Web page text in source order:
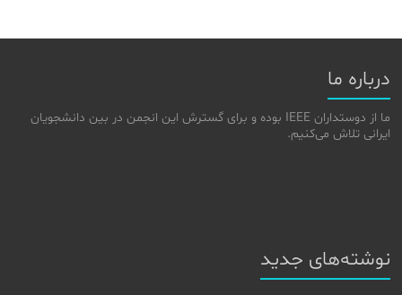
درباره ما
ما از دوستداران IEEE بوده و برای گسترش این انجمن در بین دانشجویان
ایرانی تلاش می‌کنیم.
نوشته‌های جدید